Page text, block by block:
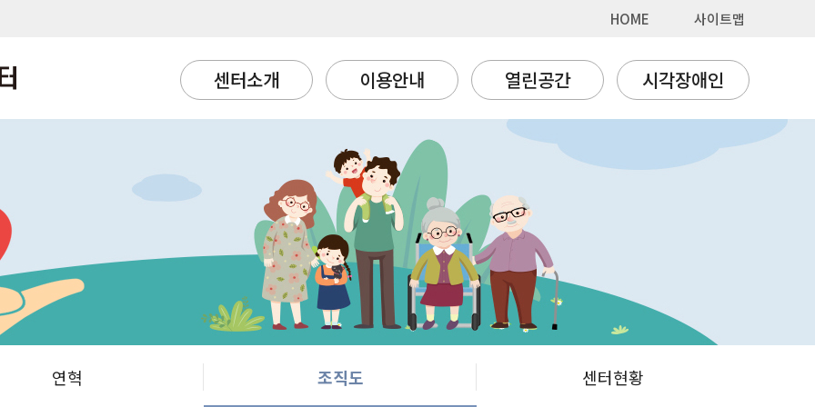
HOME 사이트맵
센터소개 이용안내 열린공간 시각장애인
연혁 조직도 센터현황